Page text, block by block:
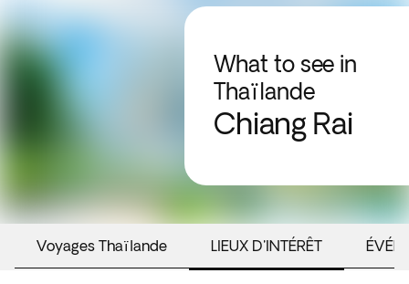
What to see in
Thaïlande
Chiang Rai
Voyages Thaïlande LIEUX D'INTÉRÊT